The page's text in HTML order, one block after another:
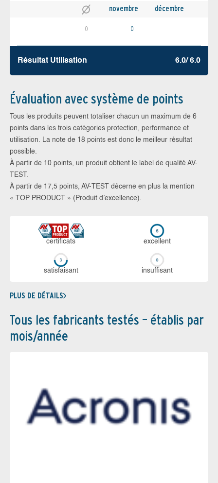
novembre décembre
0 0
Résultat Utilisation 6.0/ 6.0
Évaluation avec système de points
Tous les produits peuvent totaliser chacun un maximum de 6
points dans les trois catégories protection, performance et
utilisation. La note de 18 points est donc le meilleur résultat
possible.
À partir de 10 points, un produit obtient le label de qualité AV-
TEST.
À partir de 17,5 points, AV-TEST décerne en plus la mention
« TOP PRODUCT » (Produit d’excellence).
certi­ficats ex­cellent
sa­tis­fai­sant in­suf­fi­sant
PLUS DE DÉTAILS
Tous les fabricants testés – établis par
mois/année